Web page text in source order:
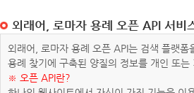
외래어, 로마자 용례 오픈 API 서비
외래어, 로마자 용례 오픈 API는 검색 플랫
용례 찾기에 구축된 양질의 정보를 개인 또
※ 오픈 API란?